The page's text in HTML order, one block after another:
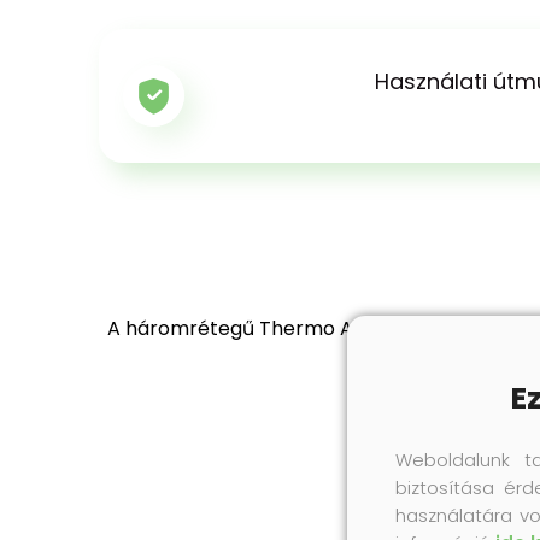
Használati
A háromrétegű Thermo Alusohle talpbetét
Weboldalunk
biztosítása
használatára